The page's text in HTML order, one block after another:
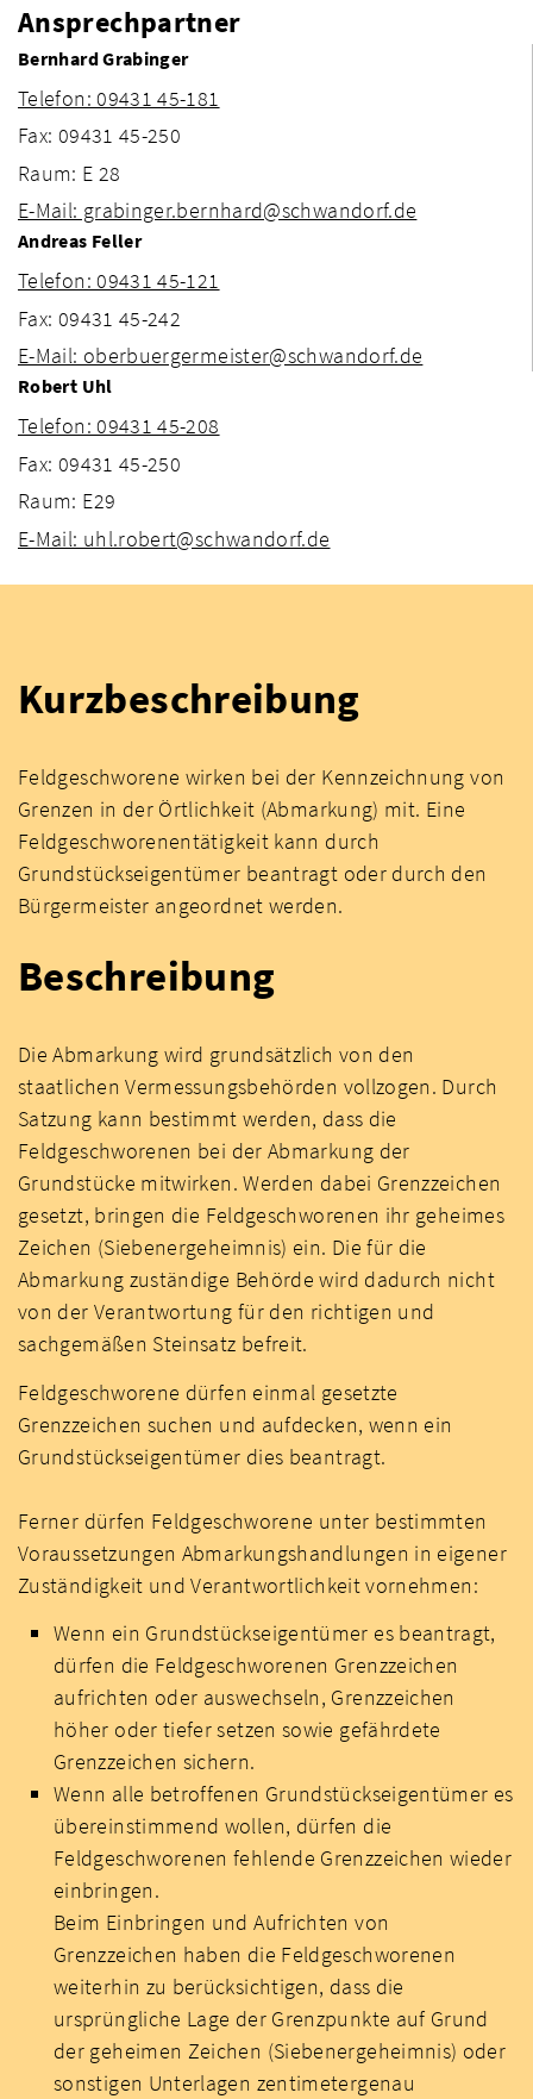
Ansprechpartner
Bernhard Grabinger
Telefon: 09431 45-181
Fax: 09431 45-250
Raum: E 28
E-Mail: grabinger.bernhard@schwandorf.de
Andreas Feller
Telefon: 09431 45-121
Fax: 09431 45-242
E-Mail: oberbuergermeister@schwandorf.de
Robert Uhl
Telefon: 09431 45-208
Fax: 09431 45-250
Raum: E29
E-Mail: uhl.robert@schwandorf.de
Kurzbeschreibung
Feldgeschworene wirken bei der Kennzeichnung von
Grenzen in der Örtlichkeit (Abmarkung) mit. Eine
Feldgeschworenentätigkeit kann durch
Grundstückseigentümer beantragt oder durch den
Bürgermeister angeordnet werden.
Beschreibung
Die Abmarkung wird grundsätzlich von den
staatlichen Vermessungsbehörden vollzogen. Durch
Satzung kann bestimmt werden, dass die
Feldgeschworenen bei der Abmarkung der
Grundstücke mitwirken. Werden dabei Grenzzeichen
gesetzt, bringen die Feldgeschworenen ihr geheimes
Zeichen (Siebenergeheimnis) ein. Die für die
Abmarkung zuständige Behörde wird dadurch nicht
von der Verantwortung für den richtigen und
sachgemäßen Steinsatz befreit.
Feldgeschworene dürfen einmal gesetzte
Grenzzeichen suchen und aufdecken, wenn ein
Grundstückseigentümer dies beantragt.
Ferner dürfen Feldgeschworene unter bestimmten
Voraussetzungen Abmarkungshandlungen in eigener
Zuständigkeit und Verantwortlichkeit vornehmen:
Wenn ein Grundstückseigentümer es beantragt,
dürfen die Feldgeschworenen Grenzzeichen
aufrichten oder auswechseln, Grenzzeichen
höher oder tiefer setzen sowie gefährdete
Grenzzeichen sichern.
Wenn alle betroffenen Grundstückseigentümer es
übereinstimmend wollen, dürfen die
Feldgeschworenen fehlende Grenzzeichen wieder
einbringen.
Beim Einbringen und Aufrichten von
Grenzzeichen haben die Feldgeschworenen
weiterhin zu berücksichtigen, dass die
ursprüngliche Lage der Grenzpunkte auf Grund
der geheimen Zeichen (Siebenergeheimnis) oder
sonstigen Unterlagen zentimetergenau